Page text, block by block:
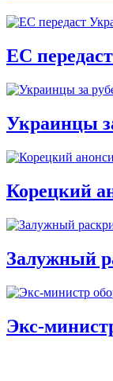
ЕС
Украинцы
Корецкий
Залужный
Экс-